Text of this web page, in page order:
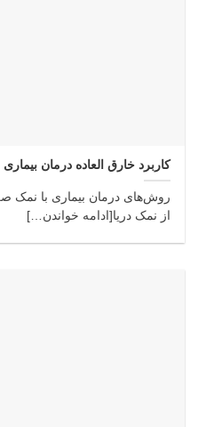
کاربرد خارق العاده درمان بیماری
روش‌های درمان بیماری با نمک
از نمک دریا[ادامه خواندن…]